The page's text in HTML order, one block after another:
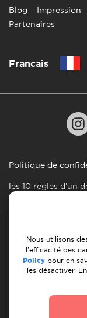
Blog Impression
Partenaires
Francais
© 2026
integrite
Politique de
les 10 regles d'un
Lignes directrices
Conditions
Annulation et
Nous utilisons
l'efficacité des
Policy pour en
les désactiver.